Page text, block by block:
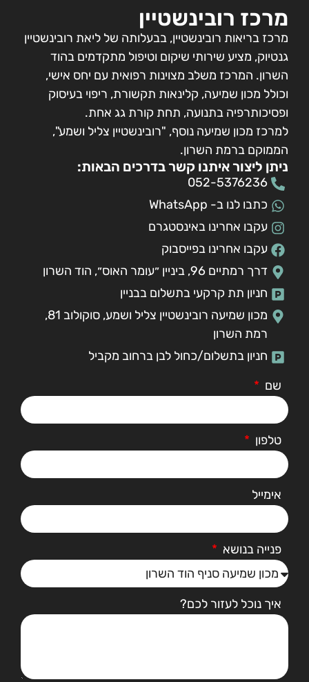
מרכז רובינשטיין
מרכז בריאות רובינשטיין, בבעלותה של ליאת רובינשטיין
גנטיוק, מציע שירותי שיקום וטיפול מתקדמים בהוד
השרון. המרכז משלב מצוינות רפואית עם יחס אישי,
וכולל מכון שמיעה, קלינאות תקשורת, ריפוי בעיסוק
ופסיכותרפיה בתנועה, תחת קורת גג אחת.
למרכז מכון שמיעה נוסף, "רובינשטיין צליל ושמע",
הממוקם ברמת השרון.
ניתן ליצור איתנו קשר בדרכים הבאות:
052-5376236
כתבו לנו ב- WhatsApp
עקבו אחרינו באינסטגרם
עקבו אחרינו בפייסבוק
דרך רמתיים 96, ביניין ״עומר האוס״, הוד השרון
חניון תת קרקעי בתשלום בבניין
מכון שמיעה רובינשטיין צליל ושמע, סוקולוב 81,
רמת השרון
חניון בתשלום/כחול לבן ברחוב מקביל
שם
טלפון
אימייל
פנייה בנושא
איך נוכל לעזור לכם?